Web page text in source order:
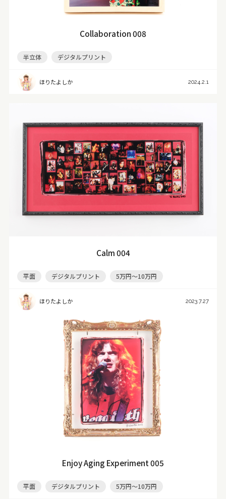
Collaboration 008
半立体 デジタルプリント
ほりたよしか 2024.2.1
Calm 004
平面 デジタルプリント 5万円～10万円
ほりたよしか 2023.7.27
Enjoy Aging Experiment 005
平面 デジタルプリント 5万円～10万円